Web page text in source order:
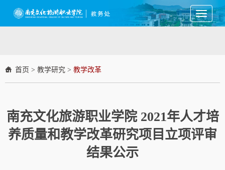
Toggle
首页 > 教学研究 > 教学改革
南充文化旅游职业学院 2021年人才培
养质量和教学改革研究项目立项评审
结果公示